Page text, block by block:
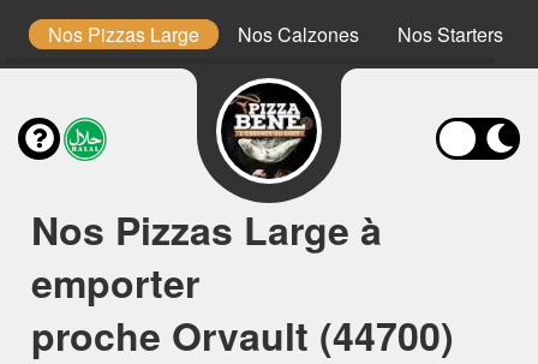
Nos Pizzas Large Nos Calzones Nos Starters
Nos Pizzas Large à
emporter
proche Orvault (44700)